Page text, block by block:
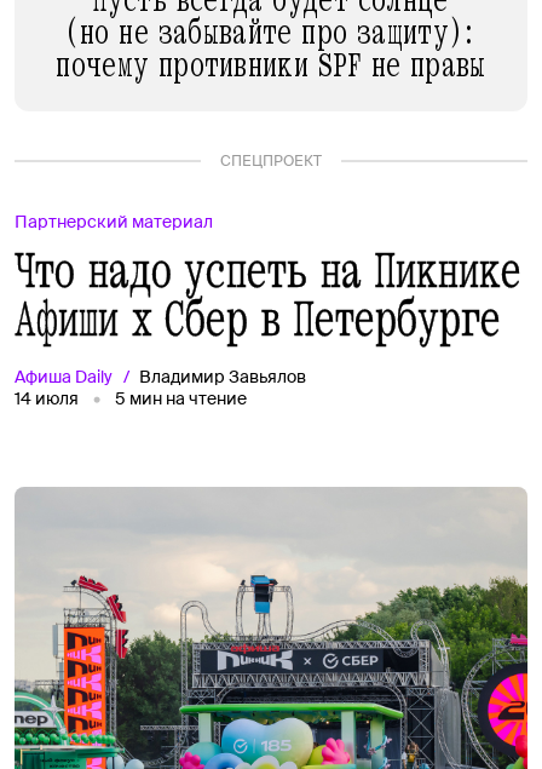
(но не забывайте про защиту):
почему противники SPF не правы
СПЕЦПРОЕКТ
Партнерский материал
Что надо успеть на Пикнике
Афиши х Сбер в Петербурге
Афиша Daily
Владимир Завьялов
14 июля
5 мин на чтение